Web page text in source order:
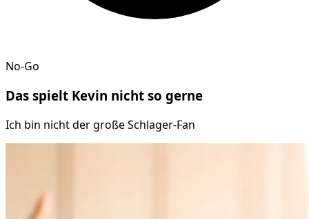
No-Go
Das spielt Kevin nicht so gerne
Ich bin nicht der große Schlager-Fan